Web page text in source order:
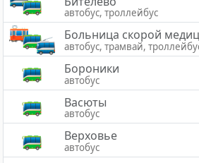
автобус, троллейбус
Больница скорой
автобус, трамвай,
Бороники
автобус
Васюты
автобус
Верховье
автобус